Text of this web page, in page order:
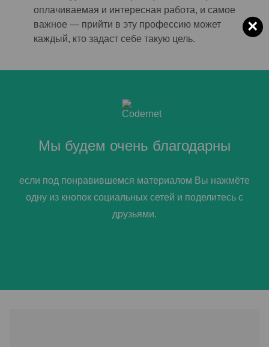
оплачиваемая и интересная работа, и самое
важное — прийти в эту профессию может
каждый, кто задаст себе такую цель.
Мы будем очень благодарны
если под понравившемся материалом Вы нажмёте
одну из кнопок социальных сетей и поделитесь с
друзьями.
×